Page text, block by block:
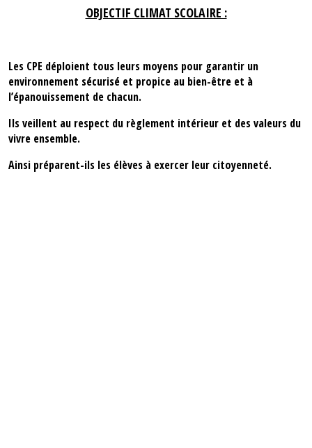
OBJECTIF CLIMAT SCOLAIRE :
Les CPE déploient tous leurs moyens pour garantir un
environnement sécurisé et propice au bien-être et à
l’épanouissement de chacun.
Ils veillent au respect du règlement intérieur et des valeurs du
vivre ensemble.
Ainsi préparent-ils les élèves à exercer leur citoyenneté.